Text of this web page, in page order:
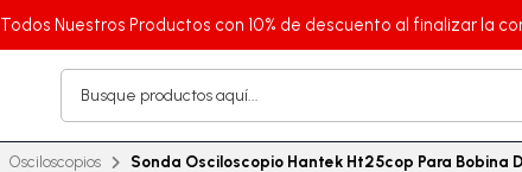
Todos Nuestros Productos con 10% de descuento al finalizar la
Osciloscopios Sonda Osciloscopio Hantek Ht25cop Para Bobina